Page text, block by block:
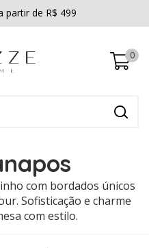
5% de desconto
0
com bordados únicos
Sofisticação e charme
com estilo.